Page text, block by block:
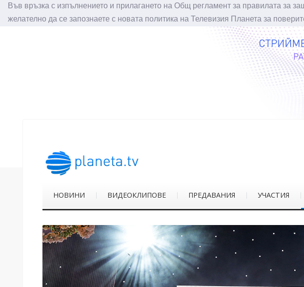
Във връзка с изпълнението и прилагането на Общ регламент за правилата за
желателно да се запознаете с новата политика на Телевизия Планета за
НОВИНИ ВИДЕОКЛИПОВЕ ПРЕДАВАНИЯ УЧАСТИЯ